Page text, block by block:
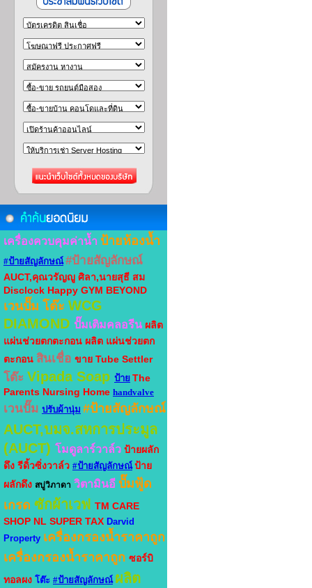
เครื่องควบคุมค่าน้ำ ป้ายห้องน้ำ
#ป้ายสัญลักษณ์ #ป้ายสัญลักษณ์
AUCT,คุณวรัญญู ศิลา,นายสุธี สม
Disclock Happy GYM BEYOND
เวนปั๊ม โต๊ะ WCG
DIAMOND ปั๊มเติมคลอรีน ผลิต
แผ่นช่วยตกตะกอน ผลิต แผ่นช่วยตก
ตะกอน สินเชื่อ ขาย Tube Settler
โต๊ะ Vipada Soap ป้าย The
Parents Nursing Home handvalve
เวนปั๊ม ปรับผ้านุ่ม #ป้ายสัญลักษณ์
AUCT,บมจ.สหการประมูล
(AUCT) โมดูลาร์วาล์ว ป้ายผลัก
ดึง รีดิ้วซิ่งวาล์ว #ป้ายสัญลักษณ์ ป้าย
ผลักดึง สบู่วิภาดา วิตามินอี ปั๊มฟู้ด
เกรด ซักผ้าเวฟ TM CARE
SHOP NL SUPER TAX Darvid
Property เครื่องกรองน้ำราคาถูก
เครื่องกรองน้ำราคาถูก ซอร์บิ
ทอลผง โต๊ะ #ป้ายสัญลักษณ์ ผลิต